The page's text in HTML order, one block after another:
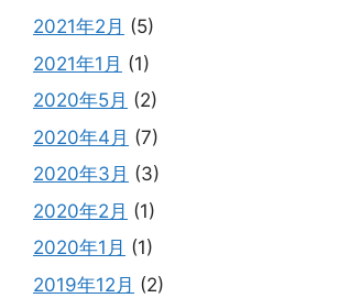
2021年2月 (5)
2021年1月 (1)
2020年5月 (2)
2020年4月 (7)
2020年3月 (3)
2020年2月 (1)
2020年1月 (1)
2019年12月 (2)